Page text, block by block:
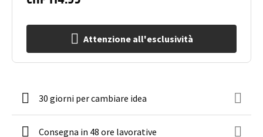
Attenzione all'esclusività
30 giorni per cambiare idea
Consegna in 48 ore lavorative